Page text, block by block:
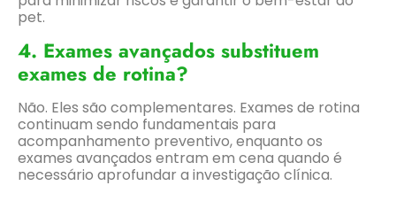
pet.
4. Exames avançados substituem
exames de rotina?
Não. Eles são complementares. Exames de rotina
continuam sendo fundamentais para
acompanhamento preventivo, enquanto os
exames avançados entram em cena quando é
necessário aprofundar a investigação clínica.